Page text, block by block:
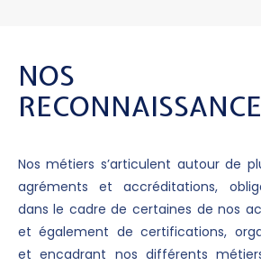
NOS
Nos métiers s’articulent autour de
agréments et accréditations,
dans le cadre de certaines de nos
et également de certifications,
et encadrant nos différents